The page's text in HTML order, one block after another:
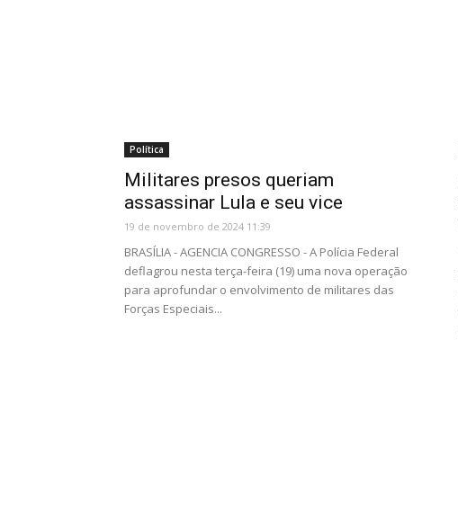
Política
Militares presos queriam
assassinar Lula e seu vice
19 de novembro de 2024 11:39
BRASÍLIA - AGENCIA CONGRESSO - A Polícia Federal
deflagrou nesta terça-feira (19) uma nova operação
para aprofundar o envolvimento de militares das
Forças Especiais...